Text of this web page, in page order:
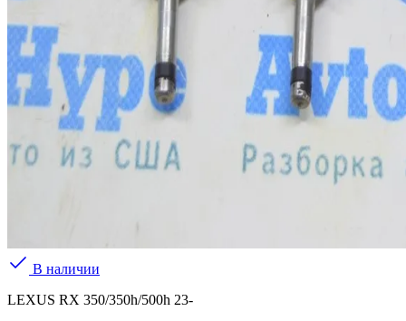
В наличии
LEXUS RX 350/350h/500h 23-